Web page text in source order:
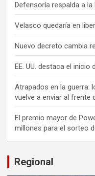
Defensoría respalda a la
Velasco quedaría en
Nuevo decreto cambia
EE. UU. destaca el inicio
Atrapados en la guerra:
vuelve a enviar al frente
El premio mayor de
millones para el sorteo
Regional